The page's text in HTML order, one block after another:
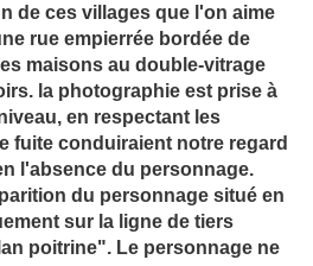
de ces villages que l'on aime
rue empierrée bordée de
maisons au double-vitrage
la photographie est prise à
en respectant les
fuite conduiraient notre regard
l'absence du personnage.
du personnage situé en
sur la ligne de tiers
poitrine". Le personnage ne